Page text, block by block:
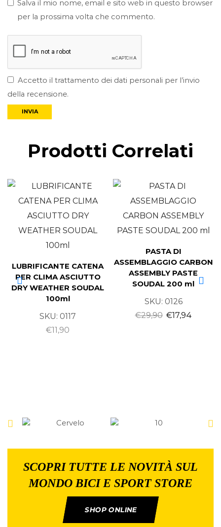
Salva il mio nome, email e sito web in questo browser
per la prossima volta che commento.
Accetto il trattamento dei dati personali per l’invio
della recensione.
Prodotti Correlati
LUBRIFICANTE CATENA
PER CLIMA ASCIUTTO
DRY WEATHER SOUDAL
100ml
SKU: 0117
€11,90
PASTA DI
ASSEMBLAGGIO CARBON
ASSEMBLY PASTE
SOUDAL 200 ml
SKU: 0126
€29,90 €17,94
SCOPRI TUTTE LE NOVITÀ SUL
MONDO BICI E SPORT STORE
SHOP ONLINE